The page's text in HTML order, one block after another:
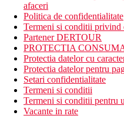
Taxa turistica
Incepand cu 2025, in
climatica in functie de
tariful ofertei si va fi
Noile taxe de statiune in
10.00 €. Tarifele afisate
Distanţe
0 m
afaceri
Politica de confidentialitate
Termeni si conditii privind
Partener DERTOUR
PROTECTIA
Protectia datelor cu
Protectia datelor pentru
Setari confidentialitate
Termeni si conditii
Termeni si conditii pentru
Vacante in rate